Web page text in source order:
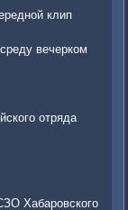
клип
вечерком
отряда
Хабаровского